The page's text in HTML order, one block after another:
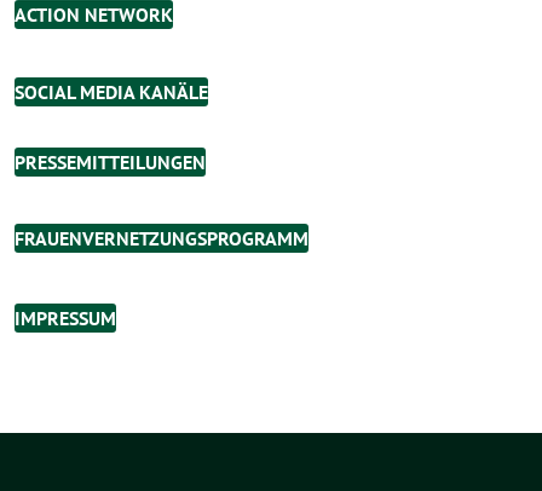
ACTION NETWORK
SOCIAL MEDIA KANÄLE
PRESSEMITTEILUNGEN
FRAUENVERNETZUNGSPROGRAMM
IMPRESSUM